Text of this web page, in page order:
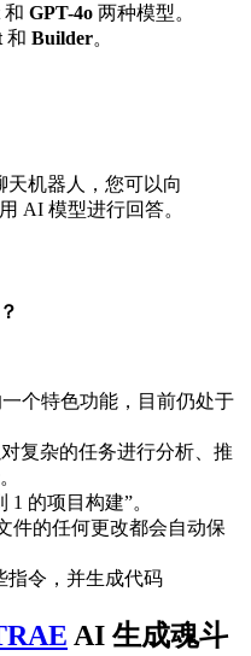
和 GPT-4o 两种模型。
和 Builder。
机器人，您可以向
AI 模型进行回答。
一个特色功能，目前仍处于
对复杂的任务进行分析、推
的项目构建”。
件的任何更改都会自动保
指令，并生成代码
AI 生成魂斗